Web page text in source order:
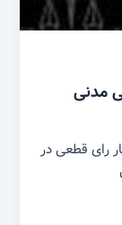
مدنی
رای قطعی در